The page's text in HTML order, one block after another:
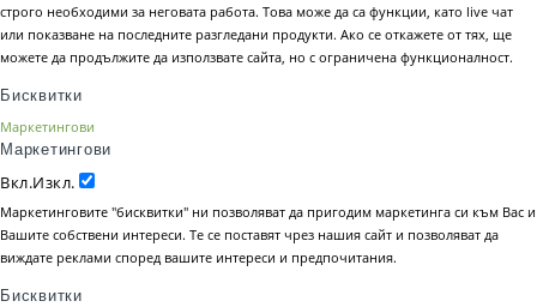
строго необходими за неговата работа. Това може да са функции, като live чат
или показване на последните разгледани продукти. Ако се откажете от тях, ще
можете да продължите да използвате сайта, но с ограничена функционалност.
Бисквитки
Маркетингови
Маркетингови
Вкл.Изкл.
Маркетинговите "бисквитки" ни позволяват да пригодим маркетинга си към Вас и
Вашите собствени интереси. Те се поставят чрез нашия сайт и позволяват да
виждате реклами според вашите интереси и предпочитания.
Бисквитки